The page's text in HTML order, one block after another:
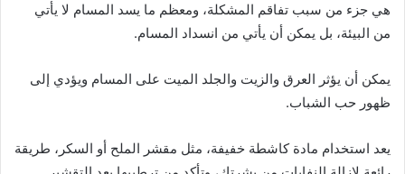
هي جزء من سبب تفاقم المشكلة، ومعظم ما يسد المسام لا يأتي
من البيئة، بل يمكن أن يأتي من انسداد المسام.
يمكن أن يؤثر العرق والزيت والجلد الميت على المسام ويؤدي إلى
ظهور حب الشباب.
يعد استخدام مادة كاشطة خفيفة، مثل مقشر الملح أو السكر، طريقة